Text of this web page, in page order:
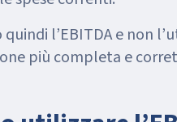
quindi l’EBITDA e non
più completa e